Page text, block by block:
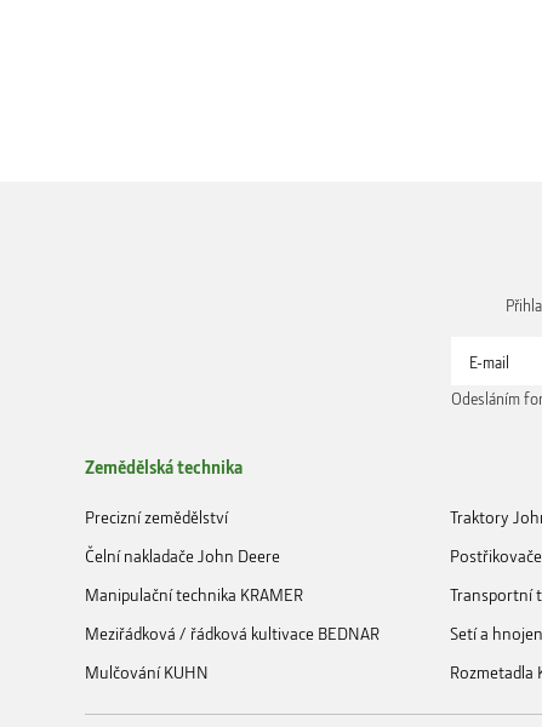
Odesláním
Zemědělská technika
Precizní zemědělství Traktory
Čelní nakladače John Deere
Manipulační technika KRAMER
Transportní
Meziřádková / řádková kultivace BEDNAR
Setí a
Mulčování KUHN
Rozmetadla